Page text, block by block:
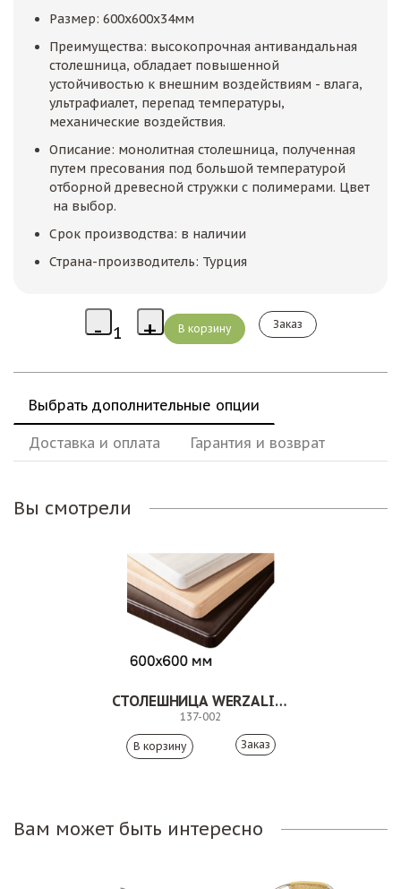
Размер: 600х600х34мм
Преимущества: высокопрочная антивандальная
столешница, обладает повышенной
устойчивостью к внешним воздействиям - влага,
ультрафиалет, перепад температуры,
механические воздействия.
Описание: монолитная столешница, полученная
путем пресования под большой температурой
отборной древесной стружки с полимерами. Цвет
на выбор.
Срок производства: в наличии
Страна-производитель: Турция
Заказ
Выбрать дополнительные опции
Доставка и оплата Гарантия и возврат
Вы смотрели
СТОЛЕШНИЦА WERZALIT 600Х600ММ
137-002
Заказ
Вам может быть интересно